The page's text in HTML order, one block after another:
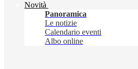
Novità
Panoramica
Le notizie
Calendario eventi
Albo online